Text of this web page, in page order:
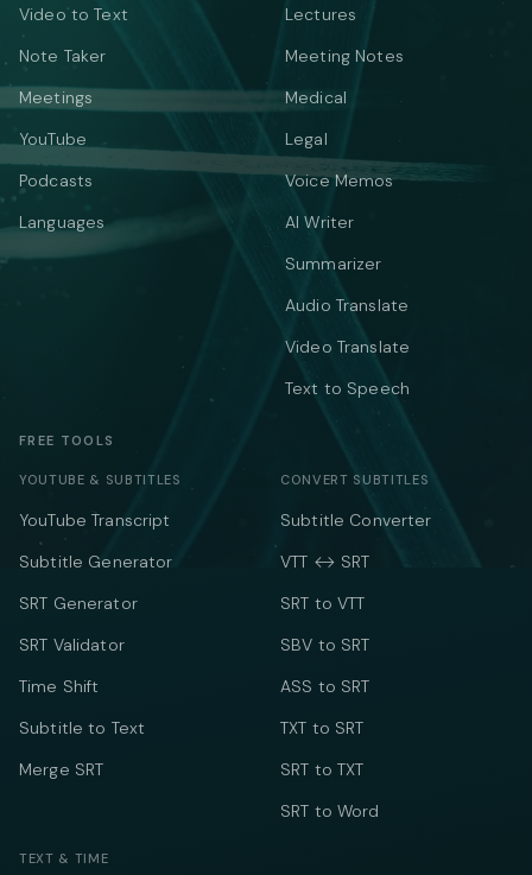
Video to Text
Note Taker
Meetings
YouTube
Podcasts
Languages
Lectures
Meeting Notes
Medical
Legal
Voice Memos
AI Writer
Summarizer
Audio Translate
Video Translate
Text to Speech
FREE TOOLS
YOUTUBE & SUBTITLES
YouTube Transcript
Subtitle Generator
SRT Generator
SRT Validator
Time Shift
Subtitle to Text
Merge SRT
CONVERT SUBTITLES
Subtitle Converter
VTT ↔ SRT
SRT to VTT
SBV to SRT
ASS to SRT
TXT to SRT
SRT to TXT
SRT to Word
TEXT & TIME